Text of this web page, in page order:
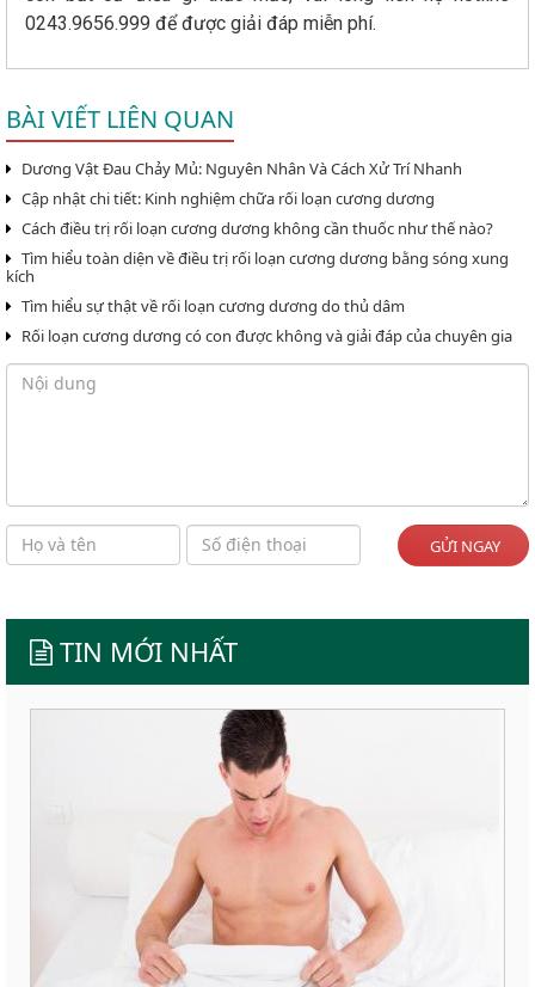
0243.9656.999 để được giải đáp miễn phí.
BÀI VIẾT LIÊN QUAN
Dương Vật Đau Chảy Mủ: Nguyên Nhân Và Cách Xử Trí Nhanh
Cập nhật chi tiết: Kinh nghiệm chữa rối loạn cương dương
Cách điều trị rối loạn cương dương không cần thuốc như thế nào?
Tìm hiểu toàn diện về điều trị rối loạn cương dương bằng sóng xung
kích
Tìm hiểu sự thật về rối loạn cương dương do thủ dâm
Rối loạn cương dương có con được không và giải đáp của chuyên gia
GỬI NGAY
TIN MỚI NHẤT